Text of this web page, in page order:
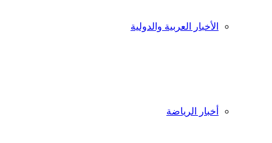
الأخبار العربية والدولية
أخبار الرياضة